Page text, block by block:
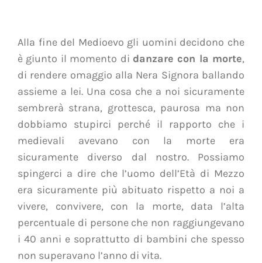
Alla fine del Medioevo gli uomini decidono che
è giunto il momento di danzare con la morte,
di rendere omaggio alla Nera Signora ballando
assieme a lei. Una cosa che a noi sicuramente
sembrerà strana, grottesca, paurosa ma non
dobbiamo stupirci perché il rapporto che i
medievali avevano con la morte era
sicuramente diverso dal nostro. Possiamo
spingerci a dire che l’uomo dell’Età di Mezzo
era sicuramente più abituato rispetto a noi a
vivere, convivere, con la morte, data l’alta
percentuale di persone che non raggiungevano
i 40 anni e soprattutto di bambini che spesso
non superavano l’anno di vita.